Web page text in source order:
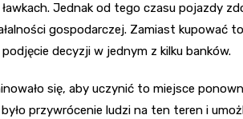
Jednak od tego czasu pojazdy
gospodarczej. Zamiast kupować
decyzji w jednym z kilku banków.
się, aby uczynić to miejsce
przywrócenie ludzi na ten teren i